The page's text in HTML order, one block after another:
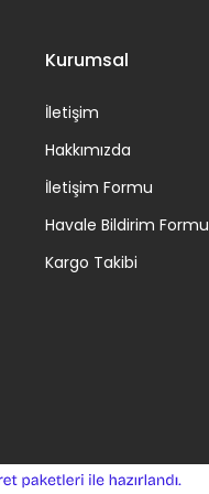
Kurumsal
İletişim
Hakkımızda
İletişim Formu
Havale Bildirim Formu
Kargo Takibi
e-